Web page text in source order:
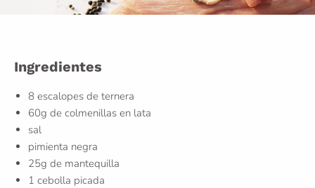
Ingredientes
8 escalopes de ternera
60g de colmenillas en lata
sal
pimienta negra
25g de mantequilla
1 cebolla picada